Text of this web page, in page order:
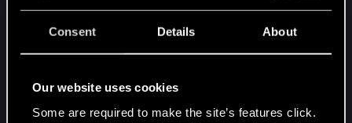
Consent Details About
Our website uses cookies
Some are required to make the site’s features click.
@Vojtas
klimatyczne